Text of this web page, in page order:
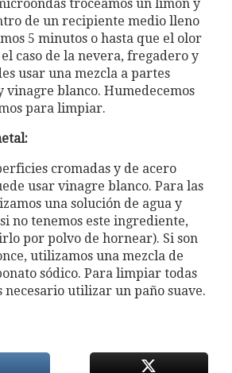
troceamos un limón y
de un recipiente medio lleno
5 minutos o hasta que el olor
caso de la nevera, fregadero y
usar una mezcla a partes
vinagre blanco. Humedecemos
para limpiar.
cromadas y de acero
usar vinagre blanco. Para las
una solución de agua y
no tenemos este ingrediente,
por polvo de hornear). Si son
utilizamos una mezcla de
sódico. Para limpiar todas
necesario utilizar un paño suave.